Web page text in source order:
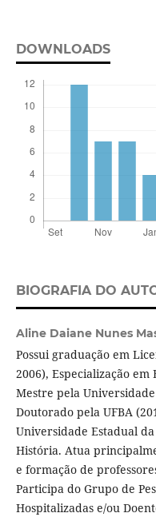
DOWNLOADS
BIOGRAFIA DO
Aline Daiane Nunes
Possui graduação em
2006), Especialização em
Mestre pela
Doutorado pela UFBA
Universidade Estadual
História. Atua
e formação de
Participa do Grupo de
Hospitalizadas e/ou